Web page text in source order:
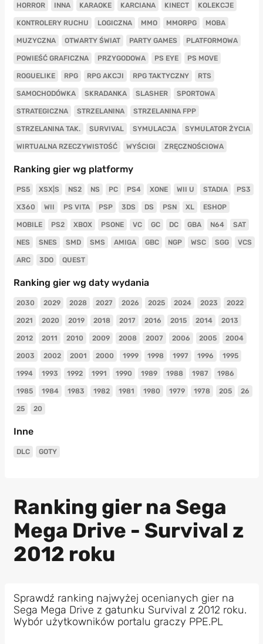
HORROR INNA KARAOKE KARCIANA KINECT KOLEKCJE
KONTROLERY RUCHU LOGICZNA MMO MMORPG MOBA
MUZYCZNA OTWARTY ŚWIAT PARTY GAMES PLATFORMOWA
POWIEŚĆ GRAFICZNA PRZYGODOWA PS EYE PS MOVE
ROGUELIKE RPG RPG AKCJI RPG TAKTYCZNY RTS
SAMOCHODÓWKA SKRADANKA SLASHER SPORTOWA
STRATEGICZNA STRZELANINA STRZELANINA FPP
STRZELANINA TAK. SURVIVAL SYMULACJA SYMULATOR ŻYCIA
WIRTUALNA RZECZYWISTOŚĆ WYŚCIGI ZRĘCZNOŚCIOWA
Ranking gier wg platformy
PS5 XSX|S NS2 NS PC PS4 XONE WII U STADIA PS3
X360 WII PS VITA PSP 3DS DS PSN XL ESHOP
MOBILE PS2 XBOX PSONE VC GC DC GBA N64 SAT
NES SNES SMD SMS AMIGA GBC NGP WSC SGG VCS
ARC 3DO QUEST
Ranking gier wg daty wydania
2030 2029 2028 2027 2026 2025 2024 2023 2022
2021 2020 2019 2018 2017 2016 2015 2014 2013
2012 2011 2010 2009 2008 2007 2006 2005 2004
2003 2002 2001 2000 1999 1998 1997 1996 1995
1994 1993 1992 1991 1990 1989 1988 1987 1986
1985 1984 1983 1982 1981 1980 1979 1978 205 26
25 20
Inne
DLC GOTY
Ranking gier na Sega
Mega Drive - Survival z
2012 roku
Sprawdź ranking najwyżej ocenianych gier na
Sega Mega Drive z gatunku Survival z 2012 roku.
Wybór użytkowników portalu graczy PPE.PL